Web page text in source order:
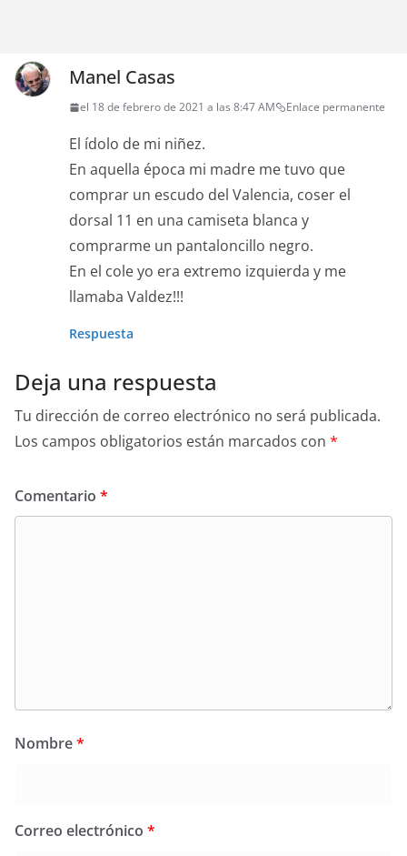
Manel Casas
el 18 de febrero de 2021 a las 8:47 AM Enlace permanente
El ídolo de mi niñez.
En aquella época mi madre me tuvo que
comprar un escudo del Valencia, coser el
dorsal 11 en una camiseta blanca y
comprarme un pantaloncillo negro.
En el cole yo era extremo izquierda y me
llamaba Valdez!!!
Respuesta
Deja una respuesta
Tu dirección de correo electrónico no será publicada.
Los campos obligatorios están marcados con *
Comentario *
Nombre*
Correo electrónico *